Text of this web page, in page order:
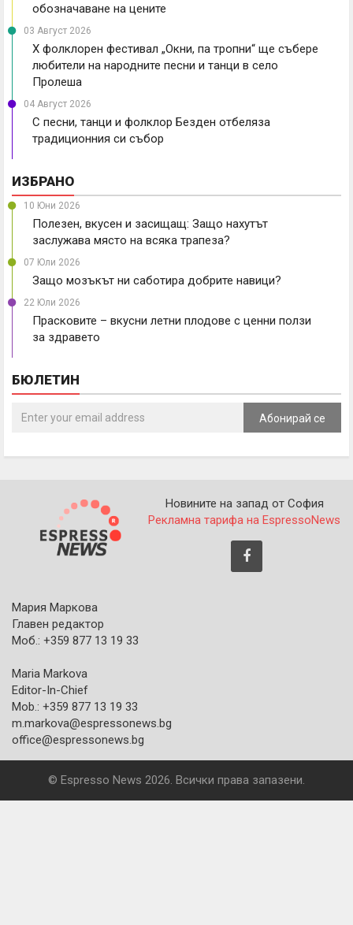
обозначаване на цените
03 Август 2026
X фолклорен фестивал „Окни, па тропни“ ще събере
любители на народните песни и танци в село
Пролеша
04 Август 2026
С песни, танци и фолклор Безден отбеляза
традиционния си събор
ИЗБРАНО
10 Юни 2026
Полезен, вкусен и засищащ: Защо нахутът
заслужава място на всяка трапеза?
07 Юли 2026
Защо мозъкът ни саботира добрите навици?
22 Юли 2026
Прасковите – вкусни летни плодове с ценни ползи
за здравето
БЮЛЕТИН
Абонирай се
Новините на запад от София
Рекламна тарифа на EspressoNews
Мария Маркова
Главен редактор
Моб.: +359 877 13 19 33
Maria Markova
Editor-In-Chief
Mob.: +359 877 13 19 33
m.markova@espressonews.bg
office@espressonews.bg
© Espresso News 2026. Всички права запазени.